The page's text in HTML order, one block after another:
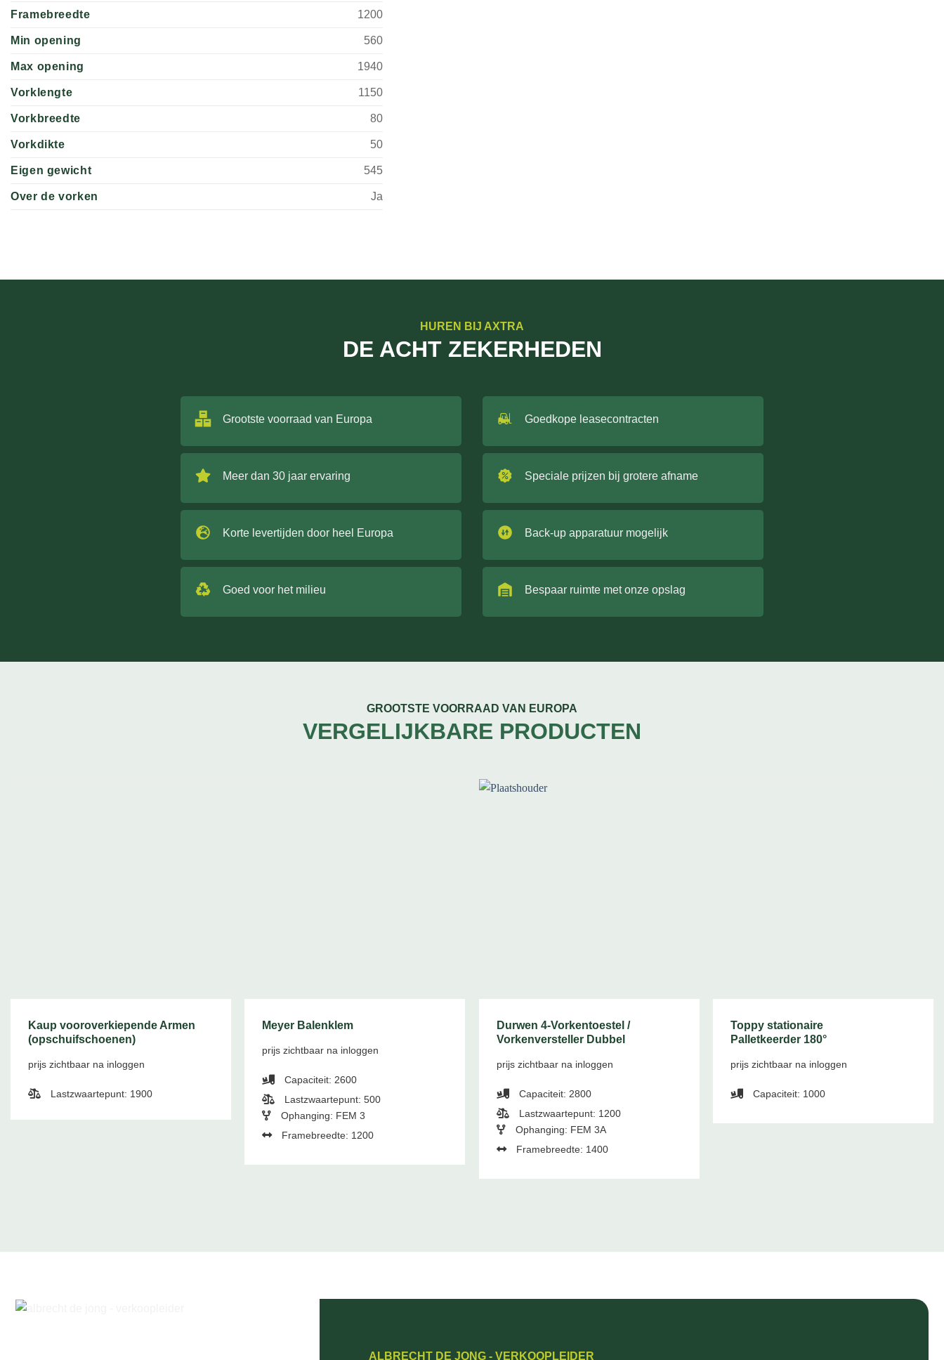
Framebreedte 1200
Min opening 560
Max opening 1940
Vorklengte 1150
Vorkbreedte 80
Vorkdikte 50
Eigen gewicht 545
Over de vorken Ja
HUREN BIJ AXTRA
DE ACHT ZEKERHEDEN
Grootste voorraad van Europa
Meer dan 30 jaar ervaring
Korte levertijden door heel Europa
Goed voor het milieu
Goedkope leasecontracten
Speciale prijzen bij grotere afname
Back-up apparatuur mogelijk
Bespaar ruimte met onze opslag
GROOTSTE VOORRAAD VAN EUROPA
VERGELIJKBARE PRODUCTEN
Kaup vooroverkiepende Armen
(opschuifschoenen)
prijs zichtbaar na inloggen
Lastzwaartepunt: 1900
Meyer Balenklem
prijs zichtbaar na inloggen
Capaciteit: 2600
Lastzwaartepunt: 500
Ophanging: FEM 3
Framebreedte: 1200
Durwen 4-Vorkentoestel /
Vorkenversteller Dubbel
prijs zichtbaar na inloggen
Capaciteit: 2800
Lastzwaartepunt: 1200
Ophanging: FEM 3A
Framebreedte: 1400
Toppy stationaire
Palletkeerder 180°
prijs zichtbaar na inloggen
Capaciteit: 1000
ALBRECHT DE JONG - VERKOOPLEIDER